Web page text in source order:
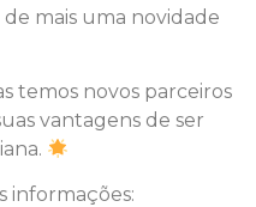
mais uma novidade
temos novos parceiros
vantagens de ser
informações: